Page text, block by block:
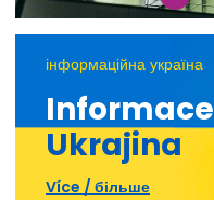
інформаційна україна
Informace
Ukrajina
Více / більше